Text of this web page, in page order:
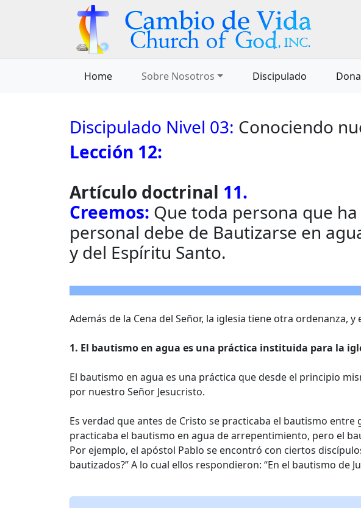
Home Sobre Nosotros Discipulado
Discipulado Nivel 03: Conociendo
Lección 12:
Artículo doctrinal 11.
Creemos: Que toda persona que
personal debe de Bautizarse en
y del Espíritu Santo.
Además de la Cena del Señor, la iglesia tiene otra ordenanza, y
1. El bautismo en agua es una práctica instituida para la
El bautismo en agua es una práctica que desde el principio
por nuestro Señor Jesucristo.
Es verdad que antes de Cristo se practicaba el bautismo
practicaba el bautismo en agua de arrepentimiento, pero el
Por ejemplo, el apóstol Pablo se encontró con ciertos
bautizados?” A lo cual ellos respondieron: “En el bautismo de